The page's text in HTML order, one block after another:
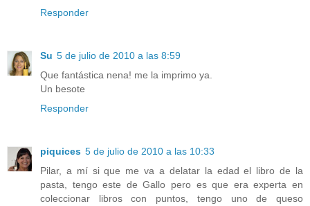
Responder
Su 5 de julio de 2010 a las 8:59
Que fantástica nena! me la imprimo ya.
Un besote
Responder
piquices 5 de julio de 2010 a las 10:33
Pilar, a mí si que me va a delatar la edad el libro de la
pasta, tengo este de Gallo pero es que era experta en
coleccionar libros con puntos, tengo uno de queso